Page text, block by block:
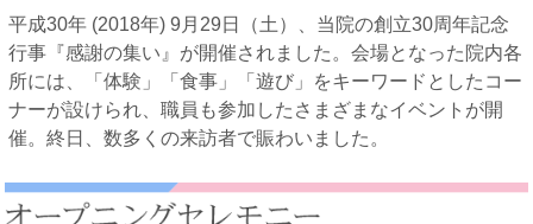
平成30年 (2018年) 9月29日（土）、当院の創立30周年記念
行事『感謝の集い』が開催されました。会場となった院内各
所には、「体験」「食事」「遊び」をキーワードとしたコー
ナーが設けられ、職員も参加したさまざまなイベントが開
催。終日、数多くの来訪者で賑わいました。